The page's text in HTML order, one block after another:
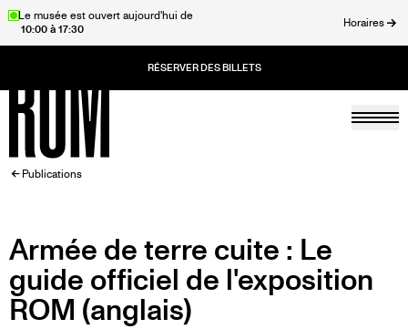
AllerLe musée est ouvert aujourd'hui de
10:00 à 17:30
Horaires
Accueil
FIL
D'ARIANE
Publications
Armée de terre cuite : Le
guide officiel de l'exposition
ROM (anglais)